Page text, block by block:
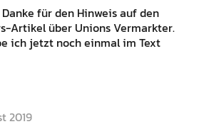
für den Hinweis auf den
Artikel über Unions Vermarkter.
ich jetzt noch einmal im Text
2019